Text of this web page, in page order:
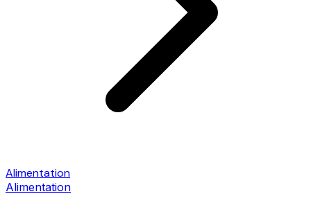
Alimentation
Alimentation